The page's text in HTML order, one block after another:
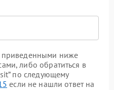
приведенными ниже
либо обратиться в
по следующему
если не нашли ответ на